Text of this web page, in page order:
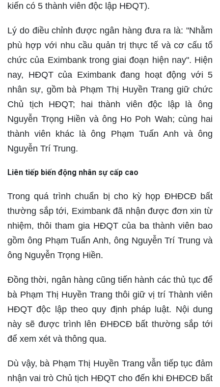
kiến có 5 thành viên độc lập HĐQT).
Lý do điều chỉnh được ngân hàng đưa ra là: "Nhằm
phù hợp với nhu cầu quản trị thực tế và cơ cấu tổ
chức của Eximbank trong giai đoạn hiện nay". Hiện
nay, HĐQT của Eximbank đang hoạt động với 5
nhân sự, gồm bà Phạm Thị Huyền Trang giữ chức
Chủ tịch HĐQT; hai thành viên độc lập là ông
Nguyễn Trọng Hiền và ông Ho Poh Wah; cùng hai
thành viên khác là ông Phạm Tuấn Anh và ông
Nguyễn Trí Trung.
Liên tiếp biến động nhân sự cấp cao
Trong quá trình chuẩn bị cho kỳ họp ĐHĐCĐ bất
thường sắp tới, Eximbank đã nhận được đơn xin từ
nhiệm, thôi tham gia HĐQT của ba thành viên bao
gồm ông Phạm Tuấn Anh, ông Nguyễn Trí Trung và
ông Nguyễn Trọng Hiền.
Đồng thời, ngân hàng cũng tiến hành các thủ tục để
bà Phạm Thị Huyền Trang thôi giữ vị trí Thành viên
HĐQT độc lập theo quy định pháp luật. Nội dung
này sẽ được trình lên ĐHĐCĐ bất thường sắp tới
để xem xét và thông qua.
Dù vậy, bà Phạm Thị Huyền Trang vẫn tiếp tục đảm
nhận vai trò Chủ tịch HĐQT cho đến khi ĐHĐCĐ bất